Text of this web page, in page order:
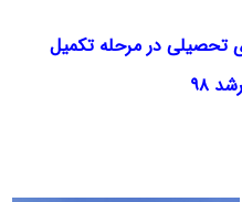
تحصیلی در مرحله تکمیل
۹۸